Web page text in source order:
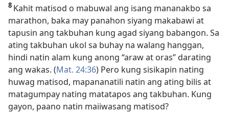
8 Kahit matisod o mabuwal ang isang mananakbo sa
marathon, baka may panahon siyang makabawi at
tapusin ang takbuhan kung agad siyang babangon. Sa
ating takbuhan ukol sa buhay na walang hanggan,
hindi natin alam kung anong “araw at oras” darating
ang wakas. (Mat. 24:36) Pero kung sisikapin nating
huwag matisod, mapananatili natin ang ating bilis at
matagumpay nating matatapos ang takbuhan. Kung
gayon, paano natin maiiwasang matisod?